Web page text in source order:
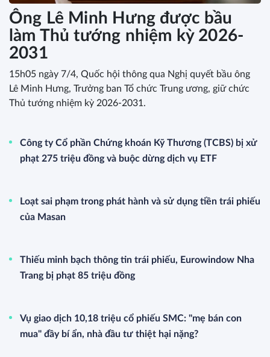
Ông Lê Minh Hưng được bầu
làm Thủ tướng nhiệm kỳ 2026-
2031
15h05 ngày 7/4, Quốc hội thông qua Nghị quyết bầu ông
Lê Minh Hưng, Trưởng ban Tổ chức Trung ương, giữ chức
Thủ tướng nhiệm kỳ 2026-2031.
Công ty Cổ phần Chứng khoán Kỹ Thương (TCBS) bị xử
phạt 275 triệu đồng và buộc dừng dịch vụ ETF
Loạt sai phạm trong phát hành và sử dụng tiền trái phiếu
của Masan
Thiếu minh bạch thông tin trái phiếu, Eurowindow Nha
Trang bị phạt 85 triệu đồng
Vụ giao dịch 10,18 triệu cổ phiếu SMC: "mẹ bán con
mua" đầy bí ẩn, nhà đầu tư thiệt hại nặng?